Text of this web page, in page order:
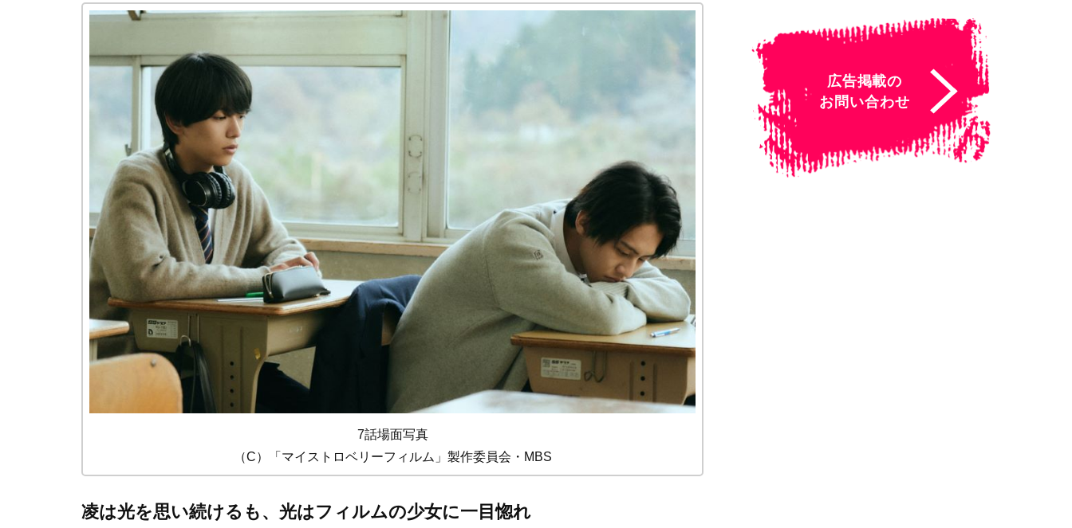
7話場面写真
（C）「マイストロベリーフィルム」製作委員会・MBS
凌は光を思い続けるも、光はフィルムの少女に一目惚れ
広告掲載の
お問い合わせ